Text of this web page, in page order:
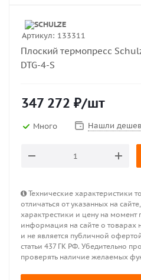
Артикул: 133311
Плоский термопресс
DTG-4-S
347 272 ₽/шт
Много Нашли
Технические характеристики
отличаться от указанных на
характрестики и цену на момент
информация на сайте о товарах
и не является публичной
статьи 437 ГК РФ. Убедительно
проверять наличие желаемых